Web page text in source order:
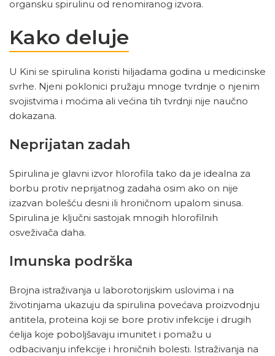
organsku spirulinu od renomiranog izvora.
Kako deluje
U Kini se spirulina koristi hiljadama godina u medicinske
svrhe. Njeni poklonici pružaju mnoge tvrdnje o njenim
svojistvima i moćima ali većina tih tvrdnji nije naučno
dokazana.
Neprijatan zadah
Spirulina je glavni izvor hlorofila tako da je idealna za
borbu protiv neprijatnog zadaha osim ako on nije
izazvan bolešću desni ili hroničnom upalom sinusa.
Spirulina je ključni sastojak mnogih hlorofilnih
osveživača daha.
Imunska podrška
Brojna istraživanja u laborotorijskim uslovima i na
životinjama ukazuju da spirulina povećava proizvodnju
antitela, proteina koji se bore protiv infekcije i drugih
ćelija koje poboljšavaju imunitet i pomažu u
odbacivanju infekcije i hroničnih bolesti. Istraživanja na